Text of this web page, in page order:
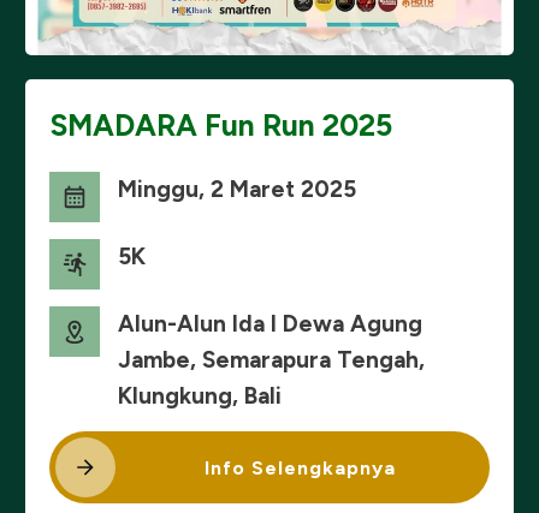
SMADARA Fun Run 2025
Minggu, 2 Maret 2025
5K
Alun-Alun Ida I Dewa Agung
Jambe, Semarapura Tengah,
Klungkung, Bali
Info Selengkapnya